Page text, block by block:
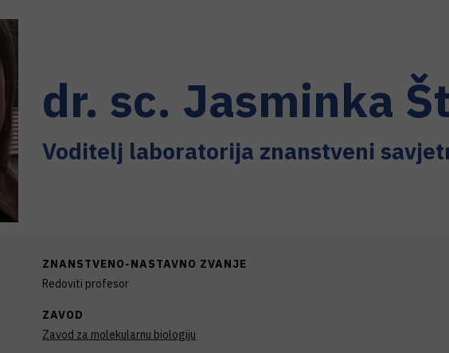
dr. sc. Jasminka
Voditelj laboratorija znanstveni
ZNANSTVENO-NASTAVNO ZVANJE
Redoviti profesor
ZAVOD
Zavod za molekularnu biologiju